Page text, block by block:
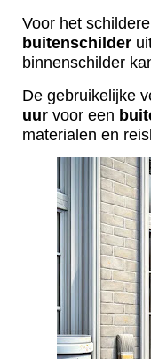
Voor het
buitenschilder
binnenschilder
De gebruikelijke
uur voor een
materialen en